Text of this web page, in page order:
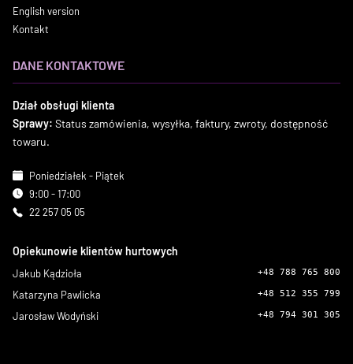
English version
Kontakt
DANE KONTAKTOWE
Dział obsługi klienta
Sprawy: Status zamówienia, wysyłka, faktury, zwroty, dostępność
towaru.
Poniedziałek - Piątek
9:00 - 17:00
22 257 05 05
Opiekunowie klientów hurtowych
Jakub Kądzioła +48 788 765 800
Katarzyna Pawlicka +48 512 355 799
Jarosław Wodyński +48 794 301 305